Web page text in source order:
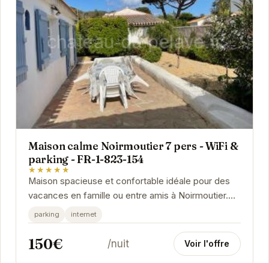
Maison calme Noirmoutier 7 pers - WiFi &
parking - FR-1-823-154
★★★★★
Maison spacieuse et confortable idéale pour des
vacances en famille ou entre amis à Noirmoutier.
Profitez d'un environnement calme et paisible,...
parking internet
150€ /nuit Voir l'offre